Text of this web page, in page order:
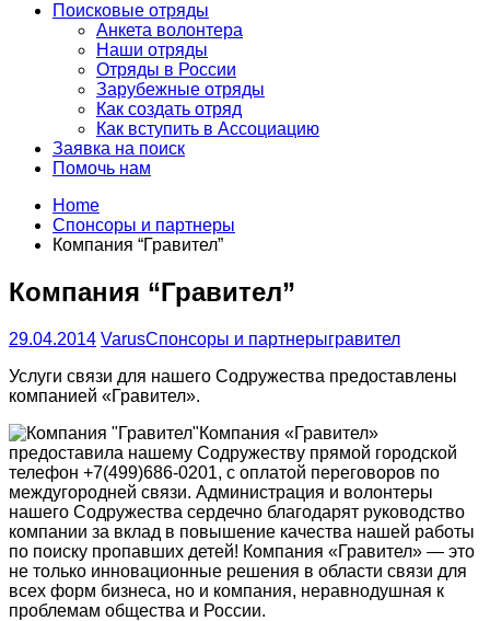
Поисковые отряды
Анкета волонтера
Наши отряды
Отряды в России
Зарубежные отряды
Как создать отряд
Как вступить в Ассоциацию
Заявка на поиск
Помочь нам
Home
Спонсоры и партнеры
Компания “Гравител”
Компания “Гравител”
29.04.2014 VarusСпонсоры и партнерыгравител
Услуги связи для нашего Содружества предоставлены
компанией «Гравител».
Компания «Гравител»
предоставила нашему Содружеству прямой городской
телефон +7(499)686-0201, с оплатой переговоров по
междугородней связи. Администрация и волонтеры
нашего Содружества сердечно благодарят руководство
компании за вклад в повышение качества нашей работы
по поиску пропавших детей! Компания «Гравител» — это
не только инновационные решения в области связи для
всех форм бизнеса, но и компания, неравнодушная к
проблемам общества и России.